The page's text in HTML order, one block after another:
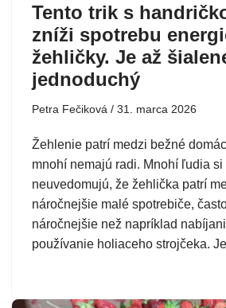
Tento trik s
zníži spotrebu
žehličky. Je až
jednoduchý
Petra Fečiková 31. marca 2026
Žehlenie patrí medzi bežné
mnohí nemajú radi. Mnohí ľudia si
neuvedomujú, že žehlička patrí
náročnejšie malé spotrebiče,
náročnejšie než napríklad
používanie holiaceho strojčeka.